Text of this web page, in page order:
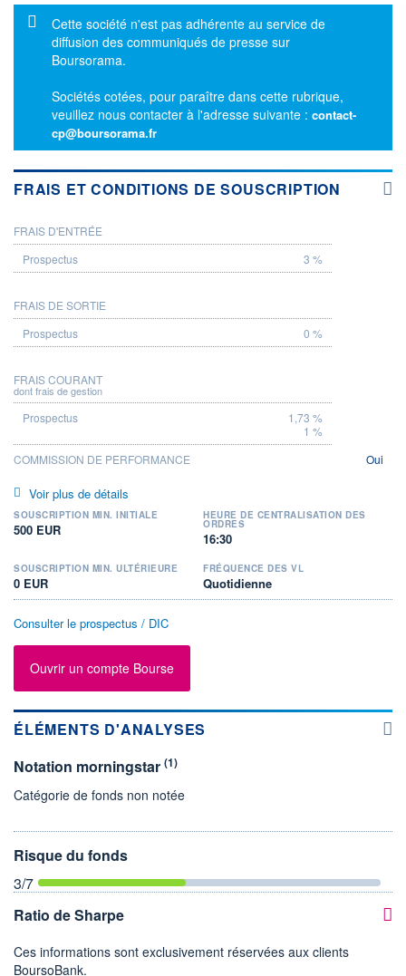
Message d'information
Cette société n'est pas adhérente au service de
diffusion des communiqués de presse sur
Boursorama.
Sociétés cotées, pour paraître dans cette rubrique,
veuillez nous contacter à l'adresse suivante : contact-
cp@boursorama.fr
FRAIS ET CONDITIONS DE SOUSCRIPTION
PROSPECTUS
FRAIS D'ENTRÉE
3 %
FRAIS DE SORTIE
0 %
FRAIS COURANT
dont frais de gestion
1,73 %
1 %
COMMISSION DE PERFORMANCE
Oui
Voir plus de détails
SOUSCRIPTION MIN. INITIALE
500 EUR
HEURE DE CENTRALISATION DES
ORDRES
16:30
SOUSCRIPTION MIN. ULTÉRIEURE
0 EUR
FRÉQUENCE DES VL
Quotidienne
Consulter le prospectus / DIC
Ouvrir un compte Bourse
ÉLÉMENTS D'ANALYSES
Notation morningstar (1)
Catégorie de fonds non notée
Risque du fonds
3/7
Ratio de Sharpe
Ces informations sont exclusivement réservées aux clients
BoursoBank.